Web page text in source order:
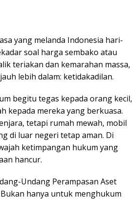
yang melanda Indonesia hari-
soal harga sembako atau
teriakan dan kemarahan massa,
lebih dalam: ketidakadilan.
begitu tegas kepada orang kecil,
kepada mereka yang berkuasa.
tetapi rumah mewah, mobil
di luar negeri tetap aman. Di
ketimpangan hukum yang
hancur.
Undang Perampasan Aset
hanya untuk menghukum